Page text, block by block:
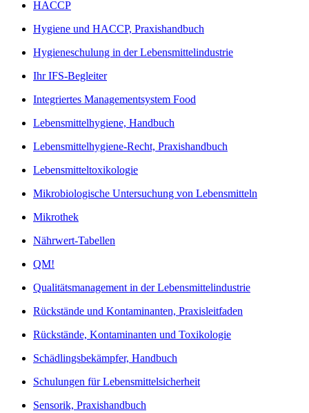
HACCP
Hygiene und HACCP, Praxishandbuch
Hygieneschulung in der Lebensmittelindustrie
Ihr IFS-Begleiter
Integriertes Managementsystem Food
Lebensmittelhygiene, Handbuch
Lebensmittelhygiene-Recht, Praxishandbuch
Lebensmitteltoxikologie
Mikrobiologische Untersuchung von Lebensmitteln
Mikrothek
Nährwert-Tabellen
QM!
Qualitätsmanagement in der Lebensmittelindustrie
Rückstände und Kontaminanten, Praxisleitfaden
Rückstände, Kontaminanten und Toxikologie
Schädlingsbekämpfer, Handbuch
Schulungen für Lebensmittelsicherheit
Sensorik, Praxishandbuch